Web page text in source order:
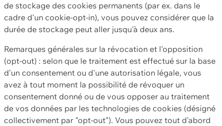
de stockage des cookies permanents (par ex. dans le
cadre d'un cookie-opt-in), vous pouvez considérer que la
durée de stockage peut aller jusqu'à deux ans.
Remarques générales sur la révocation et l'opposition
(opt-out) : selon que le traitement est effectué sur la base
d'un consentement ou d'une autorisation légale, vous
avez à tout moment la possibilité de révoquer un
consentement donné ou de vous opposer au traitement
de vos données par les technologies de cookies (désigné
collectivement par "opt-out"). Vous pouvez tout d'abord